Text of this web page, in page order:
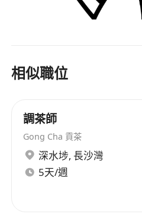
相似職位
調茶師
Gong Cha 貢茶
深水埗, 長沙灣
5天/週